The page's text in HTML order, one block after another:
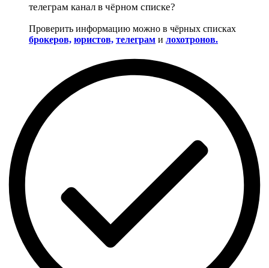
телеграм канал в чёрном списке?
Проверить информацию можно в чёрных списках
брокеров, юристов, телеграм и лохотронов.